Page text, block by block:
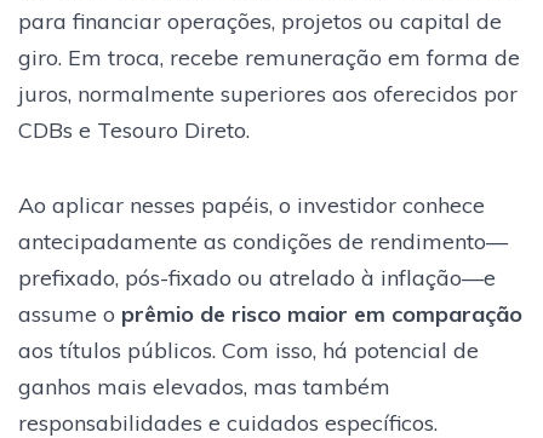
para financiar operações, projetos ou capital de
giro. Em troca, recebe remuneração em forma de
juros, normalmente superiores aos oferecidos por
CDBs e Tesouro Direto.
Ao aplicar nesses papéis, o investidor conhece
antecipadamente as condições de rendimento—
prefixado, pós-fixado ou atrelado à inflação—e
assume o prêmio de risco maior em comparação
aos títulos públicos. Com isso, há potencial de
ganhos mais elevados, mas também
responsabilidades e cuidados específicos.